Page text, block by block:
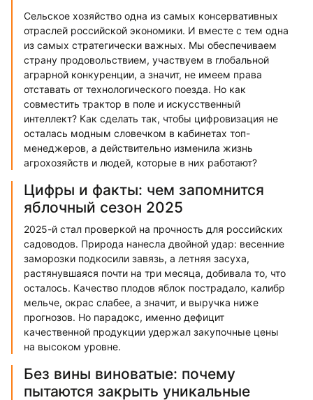
Сельское хозяйство одна из самых консервативных
отраслей российской экономики. И вместе с тем одна
из самых стратегически важных. Мы обеспечиваем
страну продовольствием, участвуем в глобальной
аграрной конкуренции, а значит, не имеем права
отставать от технологического поезда. Но как
совместить трактор в поле и искусственный
интеллект? Как сделать так, чтобы цифровизация не
осталась модным словечком в кабинетах топ-
менеджеров, а действительно изменила жизнь
агрохозяйств и людей, которые в них работают?
Цифры и факты: чем запомнится
яблочный сезон 2025
2025-й стал проверкой на прочность для российских
садоводов. Природа нанесла двойной удар: весенние
заморозки подкосили завязь, а летняя засуха,
растянувшаяся почти на три месяца, добивала то, что
осталось. Качество плодов яблок пострадало, калибр
мельче, окрас слабее, а значит, и выручка ниже
прогнозов. Но парадокс, именно дефицит
качественной продукции удержал закупочные цены
на высоком уровне.
Без вины виноватые: почему
пытаются закрыть уникальные